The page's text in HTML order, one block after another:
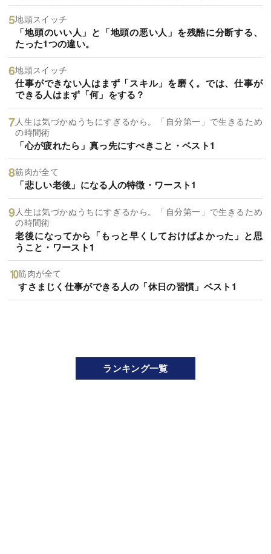
地頭スイッチ
「地頭のいい人」と「地頭の悪い人」を残酷に分断する、
たった1つの違い。
地頭スイッチ
仕事ができない人はまず「スキル」を磨く。では、仕事が
できる人はまず「何」をする？
人生は気づかぬうちにすぎるから。「自分第一」で生きるため
の時間術
「心が疲れたら」真っ先にすべきこと・ベスト1
筋肉が全て
「悲しい老後」になる人の特徴・ワースト1
人生は気づかぬうちにすぎるから。「自分第一」で生きるため
の時間術
老後になってから「もっと早くしておけばよかった」と思
うこと・ワースト1
筋肉が全て
すさまじく仕事ができる人の「休日の習慣」ベスト1
ランキング一覧